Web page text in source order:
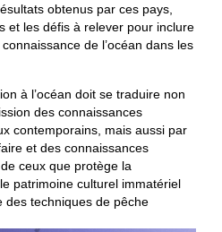
obtenus par ces pays,
et les défis à relever pour inclure
de l’océan dans les
à l’océan doit se traduire non
des connaissances
contemporains, mais aussi par
et des connaissances
ceux que protège la
patrimoine culturel immatériel
des techniques de pêche